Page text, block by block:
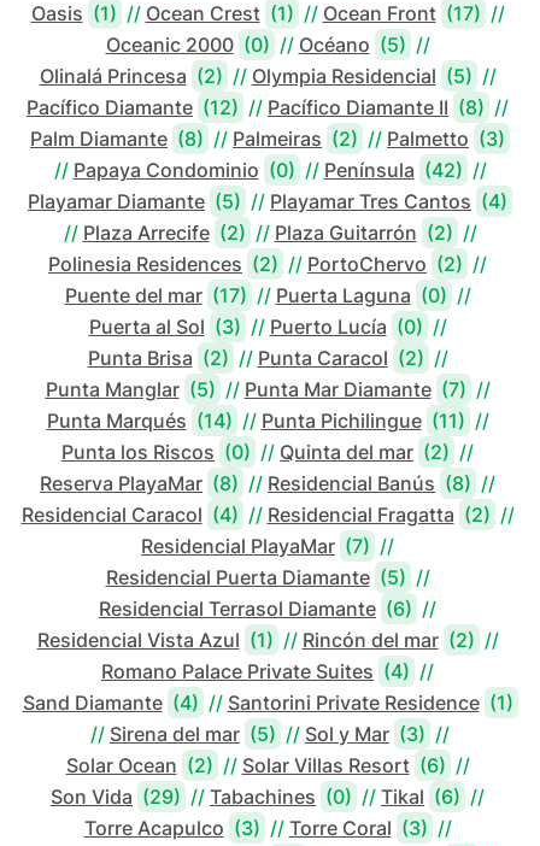
Oasis (1) // Ocean Crest (1) // Ocean Front (17) //
Oceanic 2000 (0) // Océano (5) //
Olinalá Princesa (2) // Olympia Residencial (5) //
Pacífico Diamante (12) // Pacífico Diamante II (8) //
Palm Diamante (8) // Palmeiras (2) // Palmetto (3)
// Papaya Condominio (0) // Península (42) //
Playamar Diamante (5) // Playamar Tres Cantos (4)
// Plaza Arrecife (2) // Plaza Guitarrón (2) //
Polinesia Residences (2) // PortoChervo (2) //
Puente del mar (17) // Puerta Laguna (0) //
Puerta al Sol (3) // Puerto Lucía (0) //
Punta Brisa (2) // Punta Caracol (2) //
Punta Manglar (5) // Punta Mar Diamante (7) //
Punta Marqués (14) // Punta Pichilingue (11) //
Punta los Riscos (0) // Quinta del mar (2) //
Reserva PlayaMar (8) // Residencial Banús (8) //
Residencial Caracol (4) // Residencial Fragatta (2) //
Residencial PlayaMar (7) //
Residencial Puerta Diamante (5) //
Residencial Terrasol Diamante (6) //
Residencial Vista Azul (1) // Rincón del mar (2) //
Romano Palace Private Suites (4) //
Sand Diamante (4) // Santorini Private Residence (1)
// Sirena del mar (5) // Sol y Mar (3) //
Solar Ocean (2) // Solar Villas Resort (6) //
Son Vida (29) // Tabachines (0) // Tikal (6) //
Torre Acapulco (3) // Torre Coral (3) //